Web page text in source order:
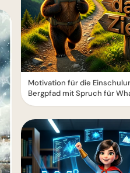
Motivation für die
Bergpfad mit Spruch für